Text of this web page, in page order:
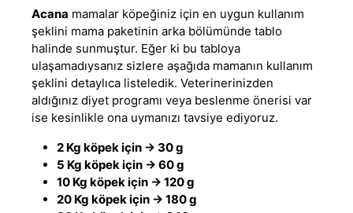
Acana mamalar köpeğiniz için en uygun kullanım
şeklini mama paketinin arka bölümünde tablo
halinde sunmuştur. Eğer ki bu tabloya
ulaşamadıysanız sizlere aşağıda mamanın kullanım
şeklini detaylıca listeledik. Veterinerinizden
aldığınız diyet programı veya beslenme önerisi var
ise kesinlikle ona uymanızı tavsiye ediyoruz.
2 Kg köpek için -> 30 g
5 Kg köpek için -> 60 g
10 Kg köpek için -> 120 g
20 Kg köpek için -> 180 g